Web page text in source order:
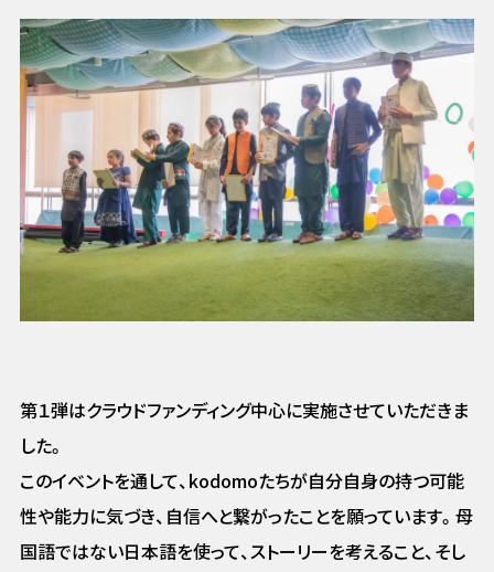
第１弾はクラウドファンディング中心に実施させていただきま
した。
このイベントを通して、kodomoたちが自分自身の持つ可能
性や能力に気づき、自信へと繋がったことを願っています。母
国語ではない日本語を使って、ストーリーを考えること、そし